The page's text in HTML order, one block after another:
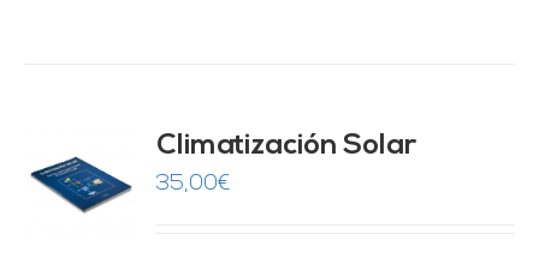
Climatización Solar
35,00€